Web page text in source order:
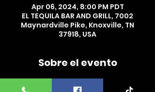
Apr 06, 2024, 8:00 PM PDT
EL TEQUILA BAR AND GRILL, 7002
Maynardville Pike, Knoxville, TN
37918, USA
Sobre el evento
NOCHE CALENTANA CON  TIERRA CALI,